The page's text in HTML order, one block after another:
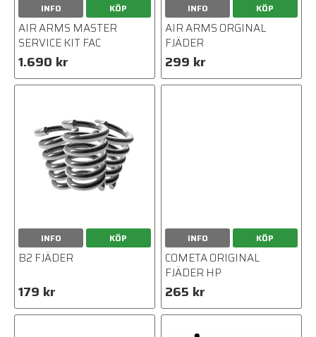
INFO KÖP
AIR ARMS MASTER
SERVICE KIT FAC
1.690 kr
INFO KÖP
AIR ARMS ORGINAL
FJÄDER
299 kr
INFO KÖP
B2 FJÄDER
179 kr
INFO KÖP
COMETA ORIGINAL
FJÄDER HP
265 kr